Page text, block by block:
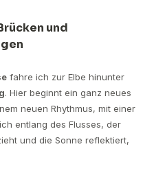
und
fahre ich zur Elbe hinunter
. Hier beginnt ein ganz neues
neuen Rhythmus, mit einer
entlang des Flusses, der
und die Sonne reflektiert,